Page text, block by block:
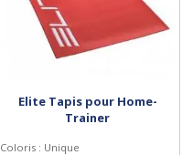
Elite Tapis pour Home-
Trainer
Coloris : Unique